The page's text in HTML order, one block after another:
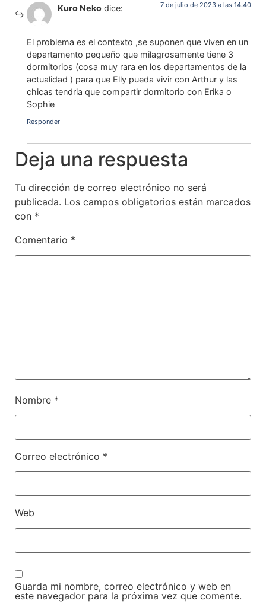
Kuro Neko dice: 7 de julio de 2023 a las 14:40
El problema es el contexto ,se suponen que viven en un
departamento pequeño que milagrosamente tiene 3
dormitorios (cosa muy rara en los departamentos de la
actualidad ) para que Elly pueda vivir con Arthur y las
chicas tendria que compartir dormitorio con Erika o
Sophie
Responder
Deja una respuesta
Tu dirección de correo electrónico no será
publicada. Los campos obligatorios están marcados
con *
Comentario *
Nombre *
Correo electrónico *
Web
Guarda mi nombre, correo electrónico y web en
este navegador para la próxima vez que comente.